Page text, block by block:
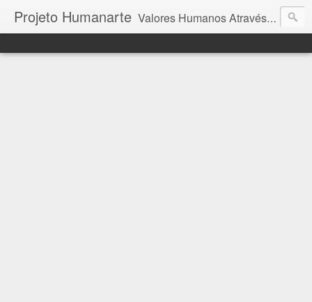
Projeto Humanarte Valores Humanos Através da Arte